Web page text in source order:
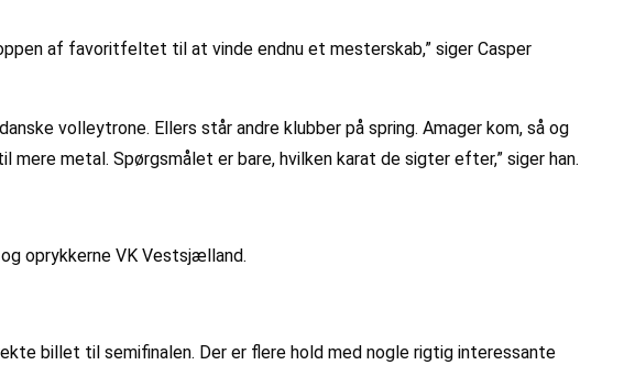
af favoritfeltet til at vinde endnu et mesterskab,” siger Casper
volleytrone. Ellers står andre klubber på spring. Amager kom, så og
metal. Spørgsmålet er bare, hvilken karat de sigter efter,” siger han.
oprykkerne VK Vestsjælland.
billet til semifinalen. Der er flere hold med nogle rigtig interessante